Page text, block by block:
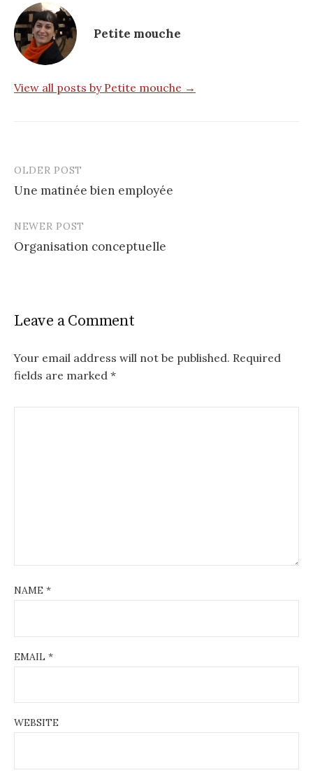
Petite mouche
View all posts by Petite mouche →
Post
navigation
OLDER POST
Une matinée bien employée
NEWER POST
Organisation conceptuelle
Leave a Comment
Your email address will not be published. Required
fields are marked *
NAME *
EMAIL *
WEBSITE